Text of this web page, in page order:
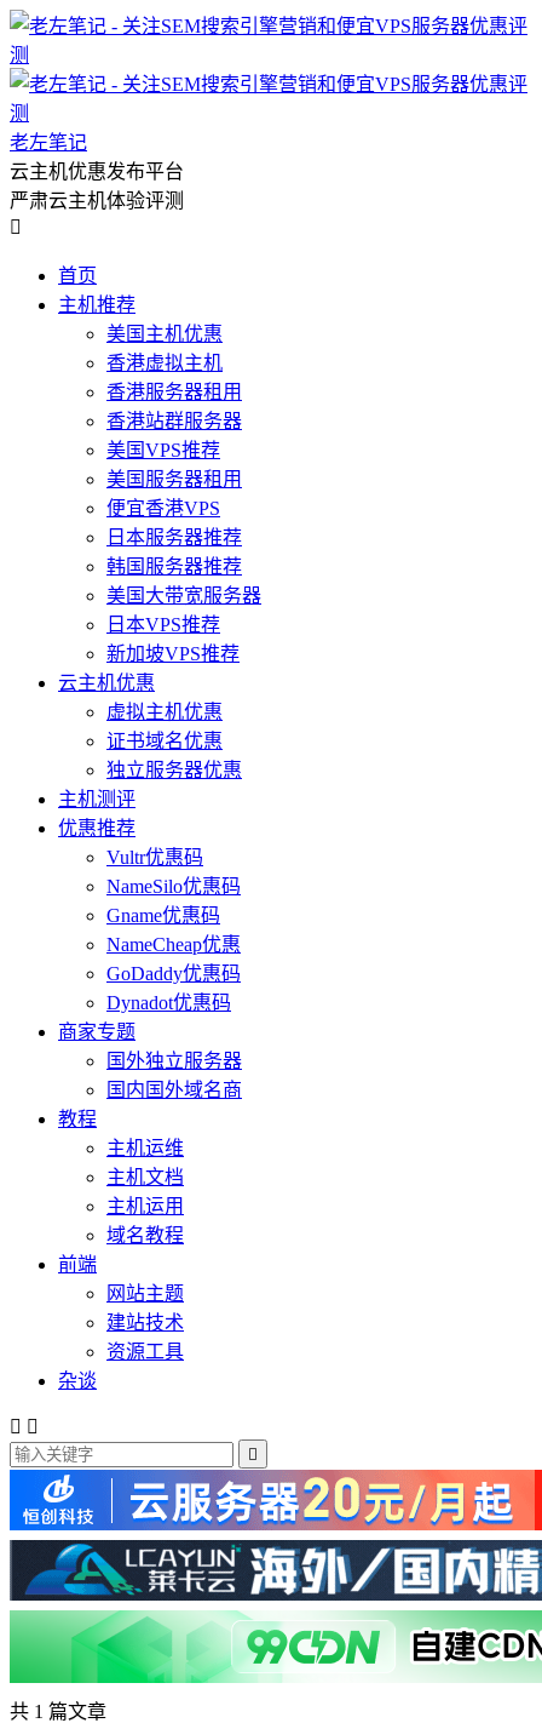
老左笔记
云主机优惠发布平台
严肃云主机体验评测

首页
主机推荐
美国主机优惠
香港虚拟主机
香港服务器租用
香港站群服务器
美国VPS推荐
美国服务器租用
便宜香港VPS
日本服务器推荐
韩国服务器推荐
美国大带宽服务器
日本VPS推荐
新加坡VPS推荐
云主机优惠
虚拟主机优惠
证书域名优惠
独立服务器优惠
主机测评
优惠推荐
Vultr优惠码
NameSilo优惠码
Gname优惠码
NameCheap优惠
GoDaddy优惠码
Dynadot优惠码
商家专题
国外独立服务器
国内国外域名商
教程
主机运维
主机文档
主机运用
域名教程
前端
网站主题
建站技术
资源工具
杂谈
 

共 1 篇文章